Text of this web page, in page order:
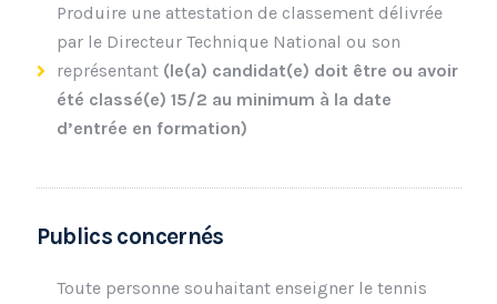
Produire une attestation de classement délivrée
par le Directeur Technique National ou son
représentant (le(a) candidat(e) doit être ou avoir
été classé(e) 15/2 au minimum à la date
d’entrée en formation)
Publics concernés
Toute personne souhaitant enseigner le tennis